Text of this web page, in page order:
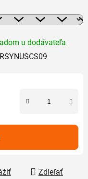
u dodávateľa
Zdieľať